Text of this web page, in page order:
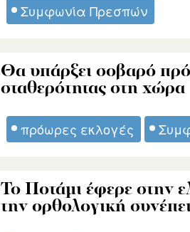
Συμφωνία Πρεσπών
Θα υπάρξει σοβαρό
σταθερότητας στη χώρα
πρόωρες εκλογές
Το Ποτάμι έφερε στην
την ορθολογική